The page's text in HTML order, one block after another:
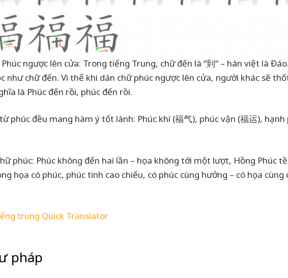
ngược lên cửa: Trong tiếng Trung, chữ đến là “到“ – hán việt là
như chữ đến. Vì thế khi dán chữ phúc ngược lên cửa, người khác sẽ
là Phúc đến rồi, phúc đến rồi.
phúc đều mang hàm ý tốt lành: Phúc khí (福气), phúc vận (福运), hạnh
phúc: Phúc không đến hai lần – họa không tới một lượt, Hồng Phúc tề
họa có phúc, phúc tinh cao chiếu, có phúc cùng hưởng – có họa cùng
trung Quick Translator
pháp